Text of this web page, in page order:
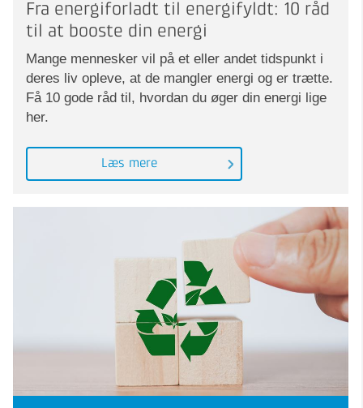
Fra energiforladt til energifyldt: 10 råd
til at booste din energi
Mange mennesker vil på et eller andet tidspunkt i
deres liv opleve, at de mangler energi og er trætte.
Få 10 gode råd til, hvordan du øger din energi lige
her.
Læs mere